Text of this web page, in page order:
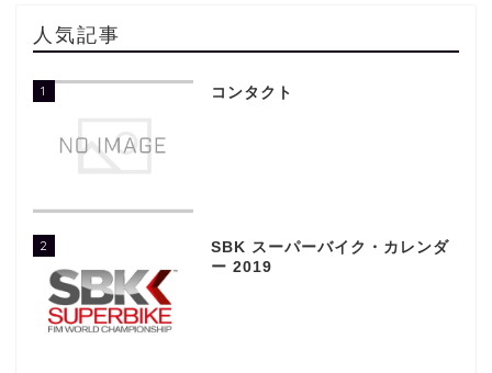
人気記事
1 コンタクト
2
SBK スーパーバイク・カレンダ
ー 2019